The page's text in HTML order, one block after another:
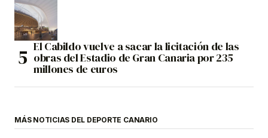
El Cabildo vuelve a sacar la licitación de las
obras del Estadio de Gran Canaria por 235
millones de euros
MÁS NOTICIAS DEL DEPORTE CANARIO